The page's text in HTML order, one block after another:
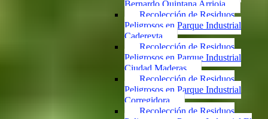
Bernardo Quintana Arrioja
Recolección de Residuos
Peligrosos en Parque Industrial
Cadereyta
Recolección de Residuos
Peligrosos en Parque Industrial
Ciudad Maderas
Recolección de Residuos
Peligrosos en Parque Industrial
Corregidora
Recolección de Residuos